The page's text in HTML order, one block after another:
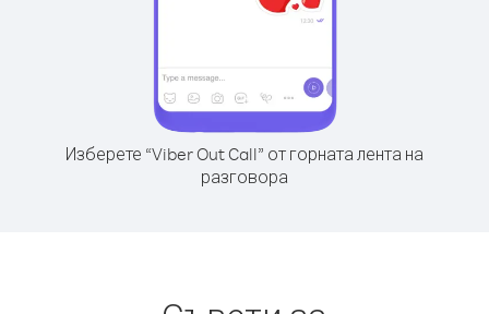
Изберете “Viber Out Call” от горната лента на
разговора